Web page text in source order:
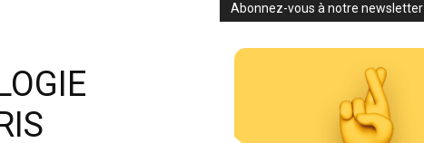
Abonnez-vous à notre newsletter